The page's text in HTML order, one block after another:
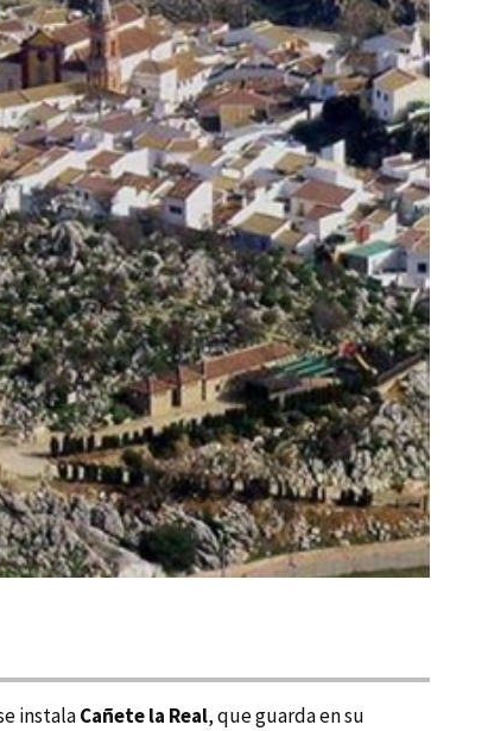
instalaCañete la Real, que guarda en su